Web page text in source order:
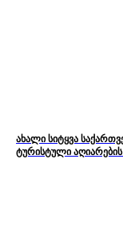
ახალი სიტყვა
ტურისტული